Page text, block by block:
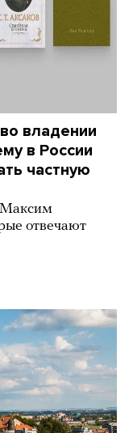
владении
в России
частную
Максим
отвечают